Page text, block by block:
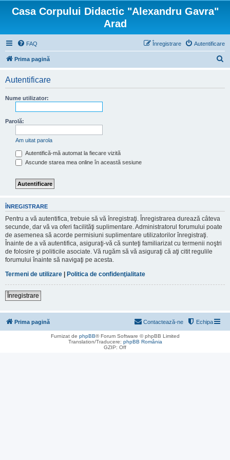
Casa Corpului Didactic "Alexandru Gavra"
Arad
FAQ Autentificare
Înregistrare
Prima pagină
Autentificare
Nume utilizator:
Parolă:
Am uitat parola
Autentifică-mă automat la fiecare vizită
Ascunde starea mea online în această sesiune
ÎNREGISTRARE
Pentru a vă autentifica, trebuie să vă înregistraţi. Înregistrarea durează câteva
secunde, dar vă va oferi facilităţi suplimentare. Administratorul forumului poate
de asemenea să acorde permisiuni suplimentare utilizatorilor înregistraţi.
Înainte de a vă autentifica, asiguraţi-vă că sunteţi familiarizat cu termenii noştri
de folosire şi politicile asociate. Vă rugăm să vă asiguraţi că aţi citit regulile
forumului înainte să navigaţi pe acesta.
Termeni de utilizare | Politica de confidenţialitate
Înregistrare
Prima pagină Echipa
Contactează-ne
Furnizat de phpBB® Forum Software © phpBB Limited
Translation/Traducere: phpBB România
GZIP: Off